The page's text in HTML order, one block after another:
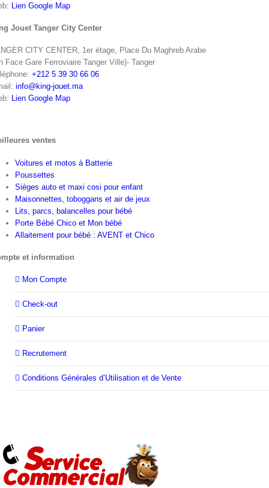
Lien Google Map
Jouet Tanger City Center
CITY CENTER, 1er étage, Place Du Maghreb Arabe
Face Gare Ferroviaire Tanger Ville)- Tanger
+212 5 39 30 66 06
info@king-jouet.ma
Lien Google Map
ventes
Voitures et motos à Batterie
Poussettes
Sièges auto et maxi cosi pour enfant
Maisonnettes, toboggans et air de jeux
Lits, parcs, balancelles pour bébé
Porte Bébé Chico et Mon bébé
Allaitement pour bébé : AVENT et Chico
et information
Mon Compte
Check-out
Panier
Recrutement
Conditions Générales d’Utilisation et de Vente